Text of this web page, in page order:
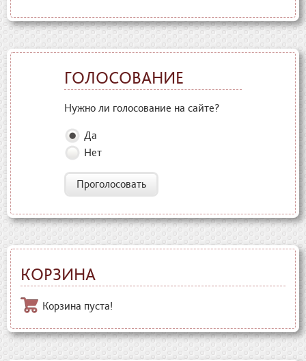
ГОЛОСОВАНИЕ
Нужно ли голосование на сайте?
Да
Нет
Проголосовать
КОРЗИНА
Корзина пуста!